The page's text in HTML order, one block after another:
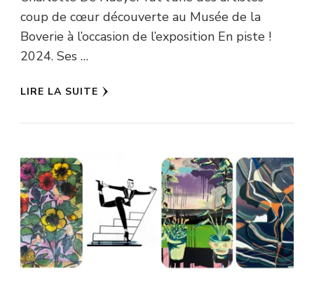
coup de cœur découverte au Musée de la
Boverie à l’occasion de l’exposition En piste !
2024. Ses …
LIRE LA SUITE